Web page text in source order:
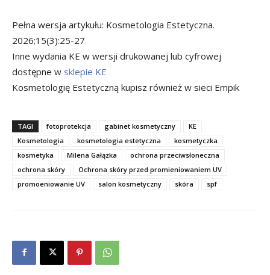
Pełna wersja artykułu: Kosmetologia Estetyczna.
2026;15(3):25-27
Inne wydania KE w wersji drukowanej lub cyfrowej
dostępne w sklepie KE
Kosmetologię Estetyczną kupisz również w sieci Empik
TAGI fotoprotekcja gabinet kosmetyczny
KE
Kosmetologia
kosmetologia estetyczna
kosmetyczka
kosmetyka
Milena Gałązka
ochrona przeciwsłoneczna
ochrona skóry
Ochrona skóry przed promieniowaniem UV
promoeniowanie UV
salon kosmetyczny skóra spf